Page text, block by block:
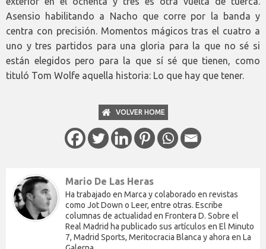
Asensio habilitando a Nacho que corre por la banda y
centra con precisión. Momentos mágicos tras el cuatro a
uno y tres partidos para una gloria para la que no sé si
están elegidos pero para la que sí sé que tienen, como
tituló Tom Wolfe aquella historia: Lo que hay que tener.
VOLVER HOME
Mario De Las Heras
Ha trabajado en Marca y colaborado en revistas
como Jot Down o Leer, entre otras. Escribe
columnas de actualidad en Frontera D. Sobre el
Real Madrid ha publicado sus artículos en El Minuto
7, Madrid Sports, Meritocracia Blanca y ahora en La